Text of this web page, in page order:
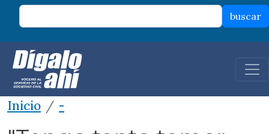
Pasar al contenido principal
buscar
Inicio -